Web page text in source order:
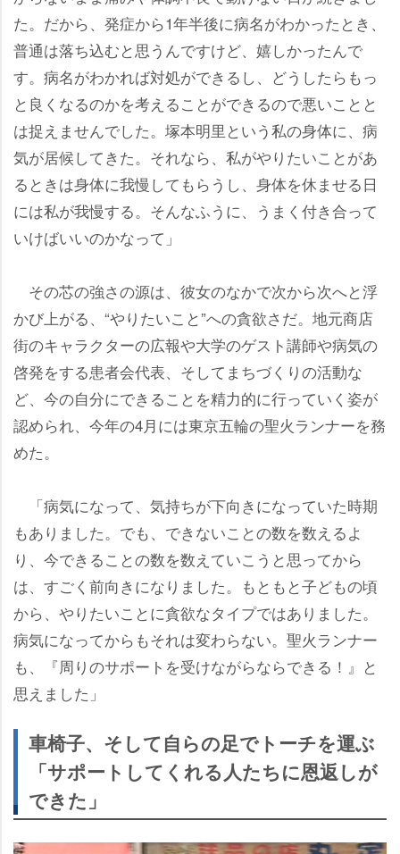
た。だから、発症から1年半後に病名がわかったとき、
普通は落ち込むと思うんですけど、嬉しかったんで
す。病名がわかれば対処ができるし、どうしたらもっ
と良くなるのかを考えることができるので悪いことと
は捉えませんでした。塚本明里という私の身体に、病
気が居候してきた。それなら、私がやりたいことがあ
るときは身体に我慢してもらうし、身体を休ませる日
には私が我慢する。そんなふうに、うまく付き合って
いけばいいのかなって」
その芯の強さの源は、彼女のなかで次から次へと浮
かび上がる、“やりたいこと”への貪欲さだ。地元商店
街のキャラクターの広報や大学のゲスト講師や病気の
啓発をする患者会代表、そしてまちづくりの活動な
ど、今の自分にできることを精力的に行っていく姿が
認められ、今年の4月には東京五輪の聖火ランナーを務
めた。
「病気になって、気持ちが下向きになっていた時期
もありました。でも、できないことの数を数えるよ
り、今できることの数を数えていこうと思ってから
は、すごく前向きになりました。もともと子どもの頃
から、やりたいことに貪欲なタイプではありました。
病気になってからもそれは変わらない。聖火ランナー
も、『周りのサポートを受けながらならできる！』と
思えました」
車椅子、そして自らの足でトーチを運ぶ
「サポートしてくれる人たちに恩返しが
できた」